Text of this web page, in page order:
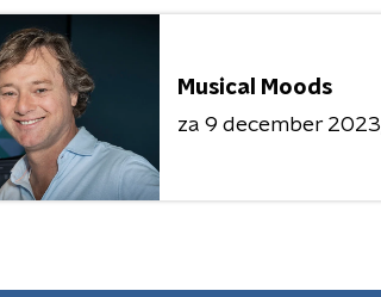
Musical Moods
za 9 december 2023